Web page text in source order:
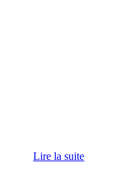
Lire la suite